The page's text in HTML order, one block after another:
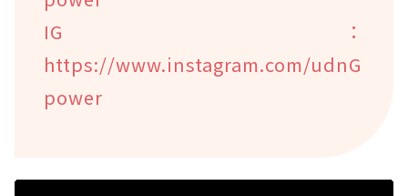
IG：
https://www.instagram.com/udnG
power